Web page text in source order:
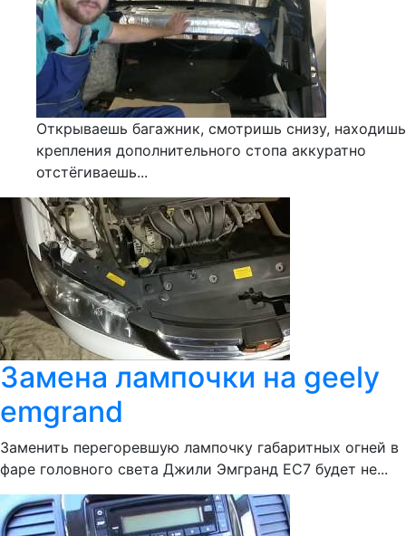
Открываешь багажник, смотришь снизу, находишь
крепления дополнительного стопа аккуратно
отстёгиваешь...
Замена лампочки на geely
emgrand
Заменить перегоревшую лампочку габаритных огней в
фаре головного света Джили Эмгранд ЕС7 будет не...